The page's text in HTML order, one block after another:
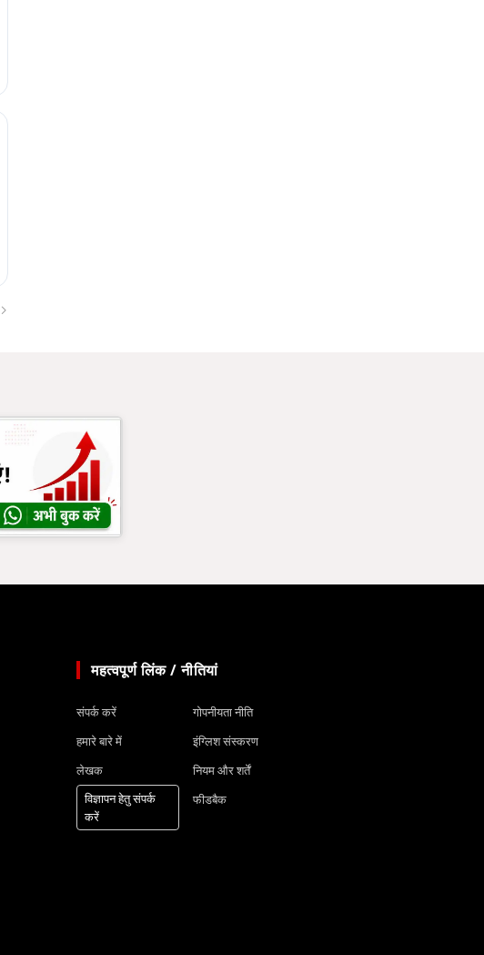
महत्वपूर्ण लिंक / नीतियां
संपर्क करें
हमारे बारे में
लेखक
विज्ञापन हेतु संपर्क
करें
गोपनीयता नीति
इंग्लिश संस्करण
नियम और शर्तें
फीडबैक